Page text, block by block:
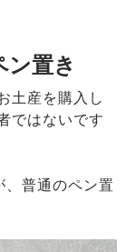
置き
土産を購入し
ではないです
普通のペン置